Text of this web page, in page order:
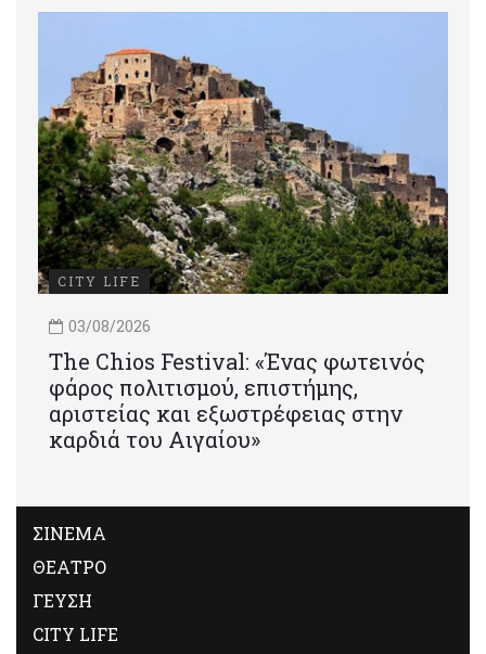
CITY LIFE
03/08/2026
Τhe Chios Festival: «Ένας φωτεινός
φάρος πολιτισμού, επιστήμης,
αριστείας και εξωστρέφειας στην
καρδιά του Αιγαίου»
ΣΙΝΕΜΑ
ΘΕΑΤΡΟ
ΓΕΥΣΗ
CITY LIFE